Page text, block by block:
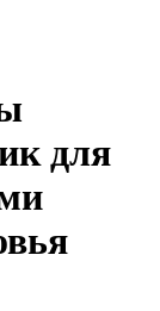
для